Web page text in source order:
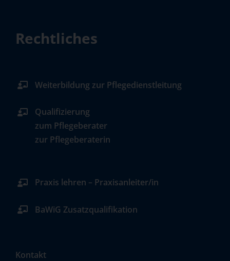
Rechtliches
Weiterbildung zur Pflegedienstleitung
Qualifizierung
zum Pflegeberater
zur Pflegeberaterin
Praxis lehren – Praxisanleiter/in
BaWiG Zusatzqualifikation
Kontakt